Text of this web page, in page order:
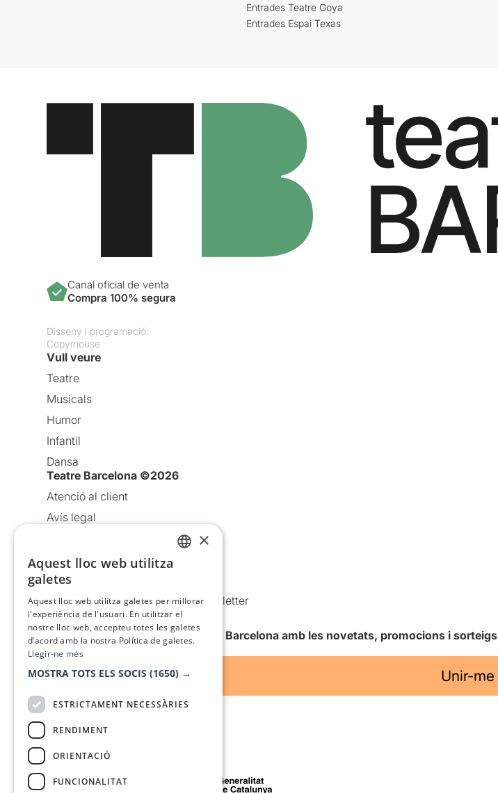
Entrades Teatre Goya
Entrades Espai Texas
Canal oficial de venta
Compra 100% segura
Disseny i programació:
Copymouse
Vull veure
Teatre
Musicals
Humor
Infantil
Dansa
Teatre Barcelona ©2026
Atenció al client
Avís legal
Política de cookies
Condicions d’ús
Comunicacions comercials i Newsletter
Anuncia’t
Vull rebre la newsletter de Teatre Barcelona amb les novetats, promocions i sorteigs
Unir-me
Amb el suport de
×
Aquest lloc web utilitza
galetes
Aquest lloc web utilitza galetes per millorar
l'experiència de l'usuari. En utilitzar el
nostre lloc web, accepteu totes les galetes
d’acord amb la nostra Política de galetes.
Llegir-ne més
MOSTRA TOTS ELS SOCIS (1650) →
ESTRICTAMENT NECESSÀRIES
RENDIMENT
ORIENTACIÓ
FUNCIONALITAT